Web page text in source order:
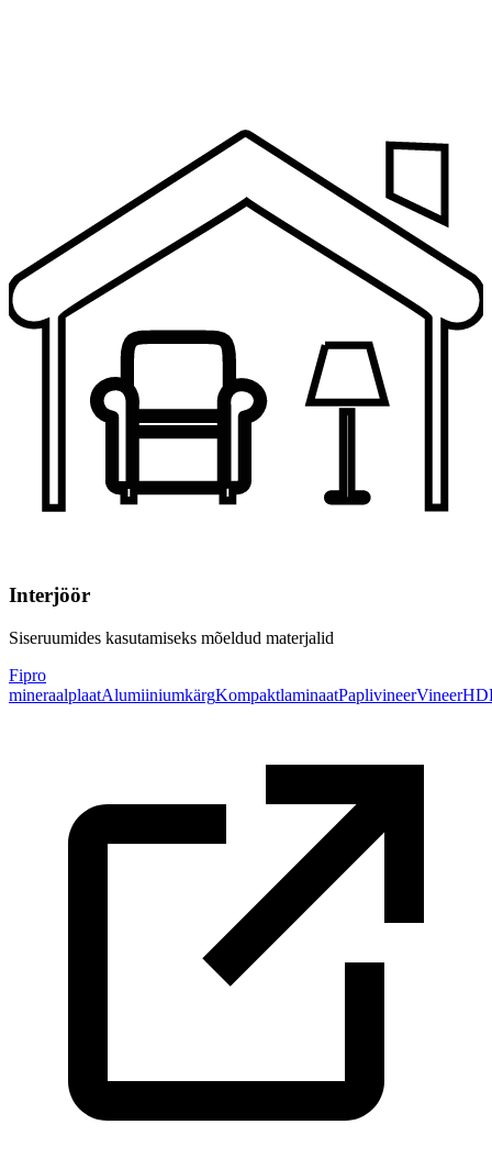
Interjöör
Siseruumides kasutamiseks mõeldud materjalid
Fipro
mineraalplaatAlumiiniumkärgKompaktlaminaatPaplivineerVineer